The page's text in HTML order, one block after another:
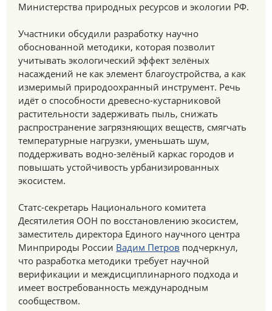
Министерства природных ресурсов и экологии РФ.
Участники обсудили разработку научно
обоснованной методики, которая позволит
учитывать экологический эффект зелёных
насаждений не как элемент благоустройства, а как
измеримый природоохранный инструмент. Речь
идёт о способности древесно-кустарниковой
растительности задерживать пыль, снижать
распространение загрязняющих веществ, смягчать
температурные нагрузки, уменьшать шум,
поддерживать водно-зелёный каркас городов и
повышать устойчивость урбанизированных
экосистем.
Статс-секретарь Национального комитета
Десятилетия ООН по восстановлению экосистем,
заместитель директора Единого научного центра
Минприроды России Вадим Петров подчеркнул,
что разработка методики требует научной
верификации и междисциплинарного подхода и
имеет востребованность международным
сообществом.